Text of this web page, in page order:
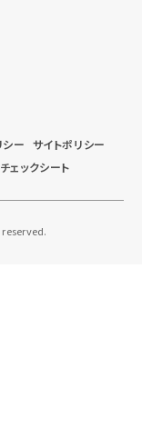
ー サイトポリシー
ェックシート